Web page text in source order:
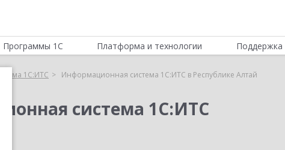
Программы 1С Платформа и технологии Поддержка
1С:ИТС Информационная система 1С:ИТС в Республике Алтай
система 1С:ИТС